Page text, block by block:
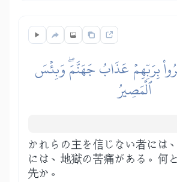
بِرَبِّهِمۡ عَذَابُ جَهَنَّمَۖ وَبِئۡسَ
ٱلۡمَصِيرُ
かれらの主を信じない者には
には、地獄の苦痛がある。何
先か。